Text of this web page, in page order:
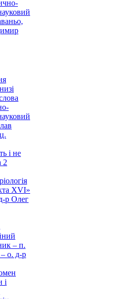
і не
2
XVI»
р Олег
– п.
о. д-р
і